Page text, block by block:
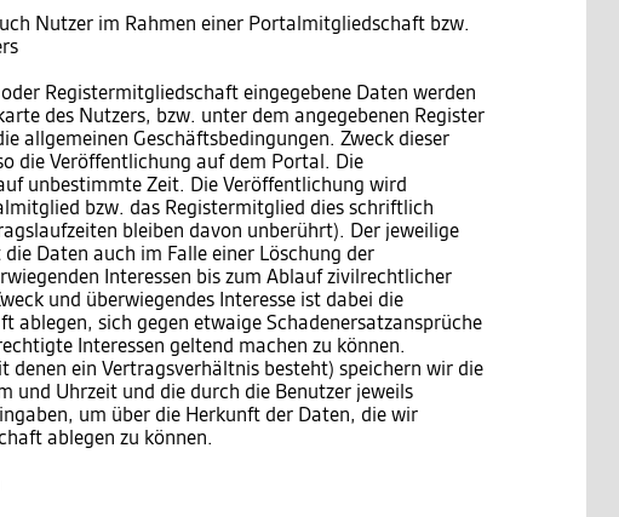
Nutzer im Rahmen einer Portalmitgliedschaft bzw.
Registermitgliedschaft eingegebene Daten werden
des Nutzers, bzw. unter dem angegebenen Register
allgemeinen Geschäftsbedingungen. Zweck dieser
die Veröffentlichung auf dem Portal. Die
unbestimmte Zeit. Die Veröffentlichung wird
bzw. das Registermitglied dies schriftlich
bleiben davon unberührt). Der jeweilige
Daten auch im Falle einer Löschung der
Interessen bis zum Ablauf zivilrechtlicher
und überwiegendes Interesse ist dabei die
ablegen, sich gegen etwaige Schadenersatzansprüche
Interessen geltend machen zu können.
denen ein Vertragsverhältnis besteht) speichern wir die
und Uhrzeit und die durch die Benutzer jeweils
um über die Herkunft der Daten, die wir
ablegen zu können.